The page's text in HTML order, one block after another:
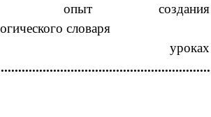
опыт создания
словаря